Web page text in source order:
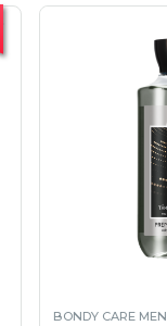
BONDY CARE MEN